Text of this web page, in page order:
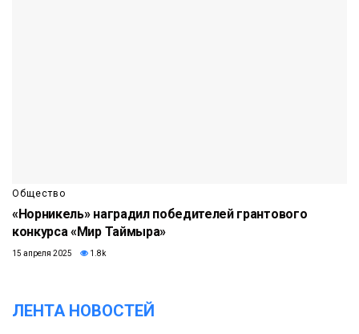
Общество
«Норникель» наградил победителей грантового
конкурса «Мир Таймыра»
15 апреля 2025 1.8k
ЛЕНТА НОВОСТЕЙ